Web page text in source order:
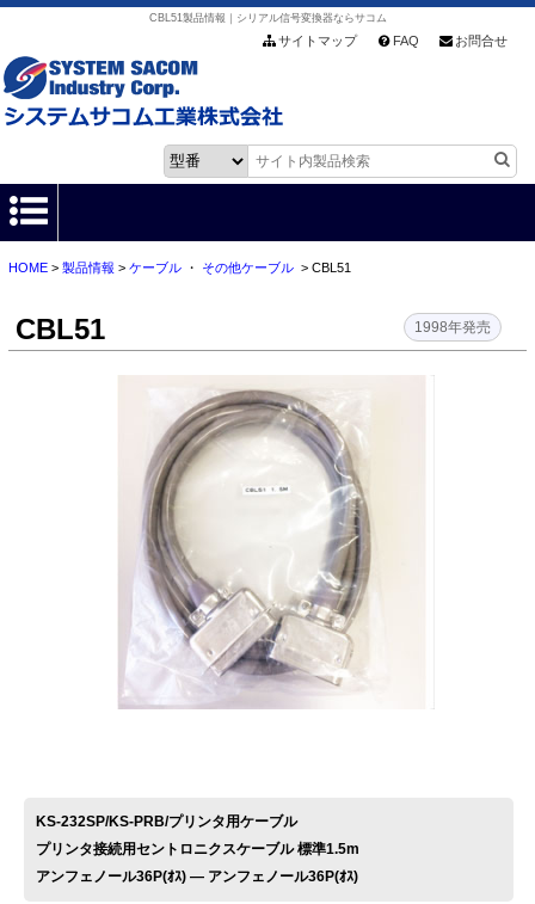
CBL51製品情報｜シリアル信号変換器ならサコム
サイトマップ FAQ お問合せ
HOME
各種ダウンロード
お客様サポート
HOME> 製品情報 > ケーブル・ その他ケーブル> CBL51
CBL51 1998年発売
KS-232SP/KS-PRB/プリンタ用ケーブル
プリンタ接続用セントロニクスケーブル 標準1.5m
アンフェノール36P(ｵｽ) ― アンフェノール36P(ｵｽ)